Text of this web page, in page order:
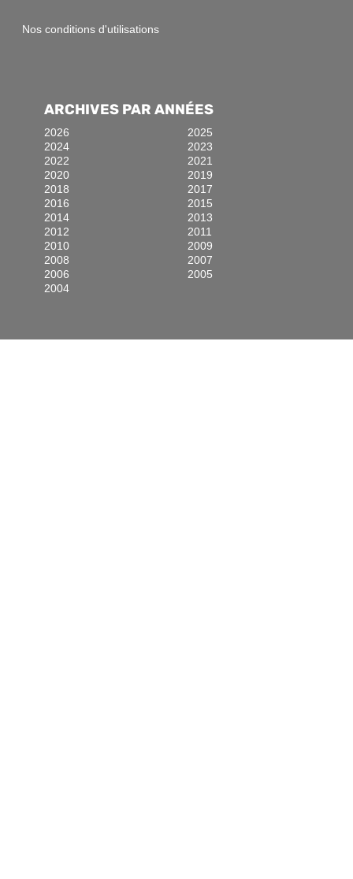
Nos conditions d'utilisations
ARCHIVES PAR ANNÉES
2026
2025
2024
2023
2022
2021
2020
2019
2018
2017
2016
2015
2014
2013
2012
2011
2010
2009
2008
2007
2006
2005
2004